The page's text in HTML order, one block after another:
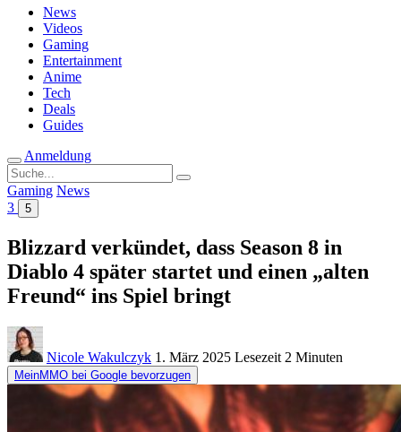
News
Videos
Gaming
Entertainment
Anime
Tech
Deals
Guides
Anmeldung
Suche
nach:
Gaming News
3
5
Blizzard verkündet, dass Season 8 in
Diablo 4 später startet und einen „alten
Freund“ ins Spiel bringt
Nicole Wakulczyk 1. März 2025 Lesezeit 2 Minuten
MeinMMO bei Google bevorzugen